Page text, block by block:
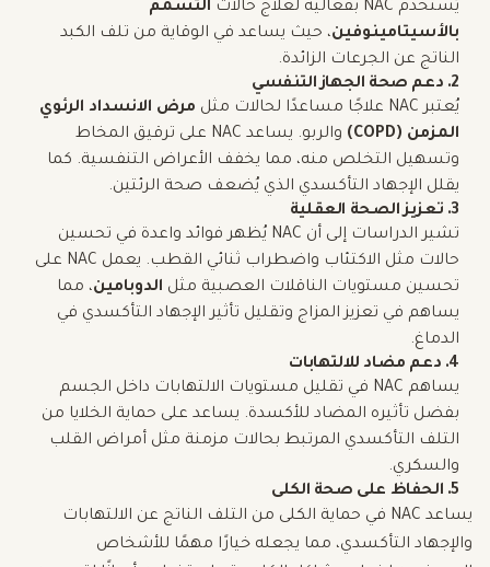
يُستخدم NAC بفعالية لعلاج حالات
التسمم
بالأسيتامينوفين، حيث يساعد في الوقاية من تلف الكبد
الناتج عن الجرعات الزائدة.
2. دعم صحة الجهاز التنفسي
يُعتبر NAC علاجًا مساعدًا لحالات مثل
مرض الانسداد الرئوي
المزمن (COPD)
والربو. يساعد NAC على ترقيق المخاط
وتسهيل التخلص منه، مما يخفف الأعراض التنفسية. كما
يقلل الإجهاد التأكسدي الذي يُضعف صحة الرئتين.
3. تعزيز الصحة العقلية
تشير الدراسات إلى أن NAC يُظهر فوائد واعدة في تحسين
حالات مثل الاكتئاب واضطراب ثنائي القطب. يعمل NAC على
تحسين مستويات الناقلات العصبية مثل الدوبامين، مما
يساهم في تعزيز المزاج وتقليل تأثير الإجهاد التأكسدي في
الدماغ.
4. دعم مضاد للالتهابات
يساهم NAC في تقليل مستويات الالتهابات داخل الجسم
بفضل تأثيره المضاد للأكسدة. يساعد على حماية الخلايا من
التلف التأكسدي المرتبط بحالات مزمنة مثل أمراض القلب
والسكري.
5. الحفاظ على صحة الكلى
يساعد NAC في حماية الكلى من التلف الناتج عن الالتهابات
والإجهاد التأكسدي، مما يجعله خيارًا مهمًا للأشخاص